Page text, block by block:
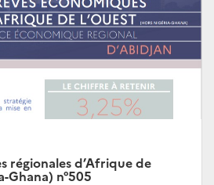
régionales d’Afrique de
Ghana) n°505